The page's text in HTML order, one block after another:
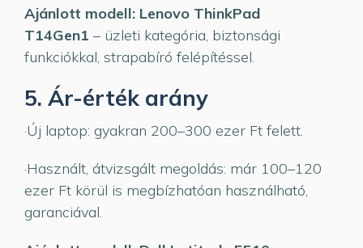
Ajánlott modell: Lenovo ThinkPad
T14Gen1 – üzleti kategória, biztonsági
funkciókkal, strapabíró felépítéssel.
5. Ár-érték arány
·Új laptop: gyakran 200–300 ezer Ft felett.
·Használt, átvizsgált megoldás: már 100–120
ezer Ft körül is megbízhatóan használható,
garanciával.